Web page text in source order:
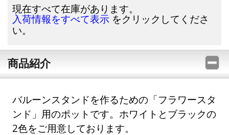
現在すべて在庫があります。
入荷情報をすべて表示 をクリックしてくださ
い。
商品紹介
バルーンスタンドを作るための「フラワースタ
ンド」用のポットです。ホワイトとブラックの
2色をご用意しております。